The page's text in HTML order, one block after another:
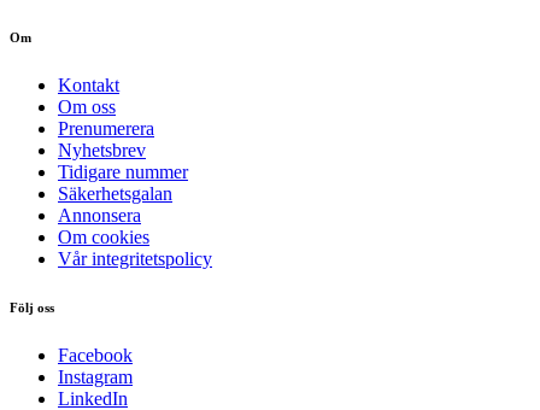
Om
Kontakt
Om oss
Prenumerera
Nyhetsbrev
Tidigare nummer
Säkerhetsgalan
Annonsera
Om cookies
Vår integritetspolicy
Följ oss
Facebook
Instagram
LinkedIn